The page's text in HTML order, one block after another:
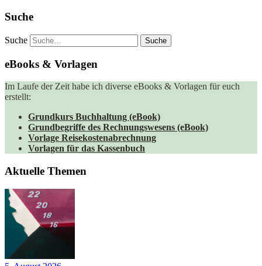
Suche
Suche
eBooks & Vorlagen
Im Laufe der Zeit habe ich diverse eBooks & Vorlagen für euch
erstellt:
Grundkurs Buchhaltung (eBook)
Grundbegriffe des Rechnungswesens (eBook)
Vorlage Reisekostenabrechnung
Vorlagen für das Kassenbuch
Aktuelle Themen